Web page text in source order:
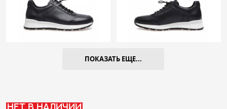
ПОКАЗАТЬ ЕЩЕ...
Нет в наличии